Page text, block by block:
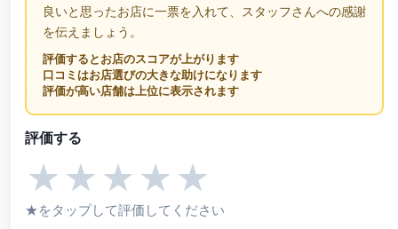
良いと思ったお店に一票を入れて、スタッフさんへの感謝
を伝えましょう。
評価するとお店のスコアが上がります
口コミはお店選びの大きな助けになります
評価が高い店舗は上位に表示されます
評価する
★ ★ ★ ★ ★
★をタップして評価してください